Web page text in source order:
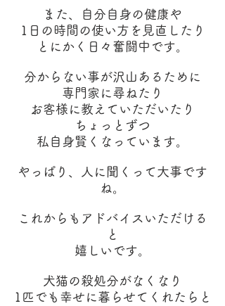
また、自分自身の健康や
1日の時間の使い方を見直したり
とにかく日々奮闘中です。
分からない事が沢山あるために
専門家に尋ねたり
お客様に教えていただいたり
ちょっとずつ
私自身賢くなっています。
やっぱり、人に聞くって大事です
ね。
これからもアドバイスいただける
と
嬉しいです。
犬猫の殺処分がなくなり
1匹でも幸せに暮らせてくれたらと